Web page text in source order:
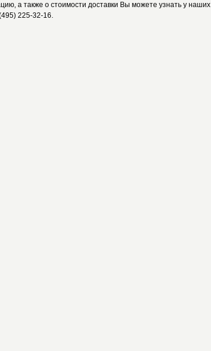
а также о стоимости доставки Вы можете узнать у наших
225-32-16.